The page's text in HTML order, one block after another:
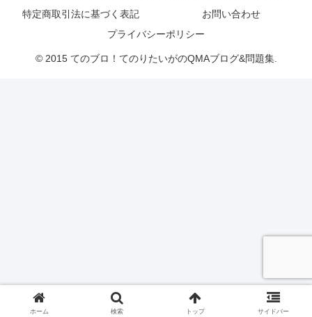
特定商取引法に基づく表記
お問い合わせ
プライバシーポリシー
© 2015 てのブロ！てのりたいがのQMAブログ&問題集.
ホーム 検索 トップ サイドバー